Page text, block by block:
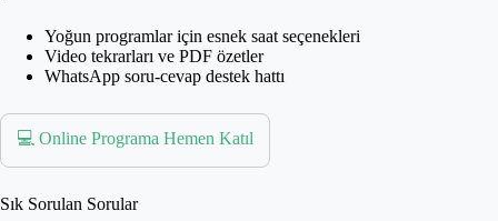
Yoğun programlar için esnek saat seçenekleri
Video tekrarları ve PDF özetler
WhatsApp soru-cevap destek hattı
💻 Online Programa Hemen Katıl
Sık Sorulan Sorular